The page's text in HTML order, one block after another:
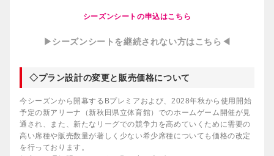
シーズンシートの申込はこちら
▶シーズンシートを継続されない方はこちら◀
◇プラン設計の変更と販売価格について
今シーズンから開幕するBプレミアおよび、2028年秋から使用開始
予定の新アリーナ（新秋田県立体育館）でのホームゲーム開催が見
通され、また、新たなリーグでの競争力を高めていくために需要の
高い席種や販売数量が著しく少ない希少席種についても価格の改定
を行っております。